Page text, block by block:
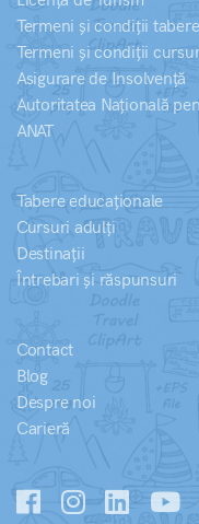
Termeni și condiții
Termeni și condiții
Asigurare de Insolvență
Autoritatea Națională
ANAT
Tabere educaționale
Cursuri adulți
Destinații
Întrebari și răspunsuri
Contact
Blog
Despre noi
Carieră